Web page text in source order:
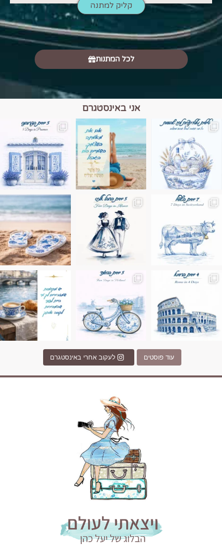
קליק למתנה
לכל המתנות
אני באינסטגרם
הם הגבול 💙🩵
בחבל אלזס צרפת
בחופשה שבו הכל נהיה פשוט יותר. החול, הי
Instagram post
Instagram post 17994326828955248
עוד פוסטים לעקוב אחרי באינסטגרם